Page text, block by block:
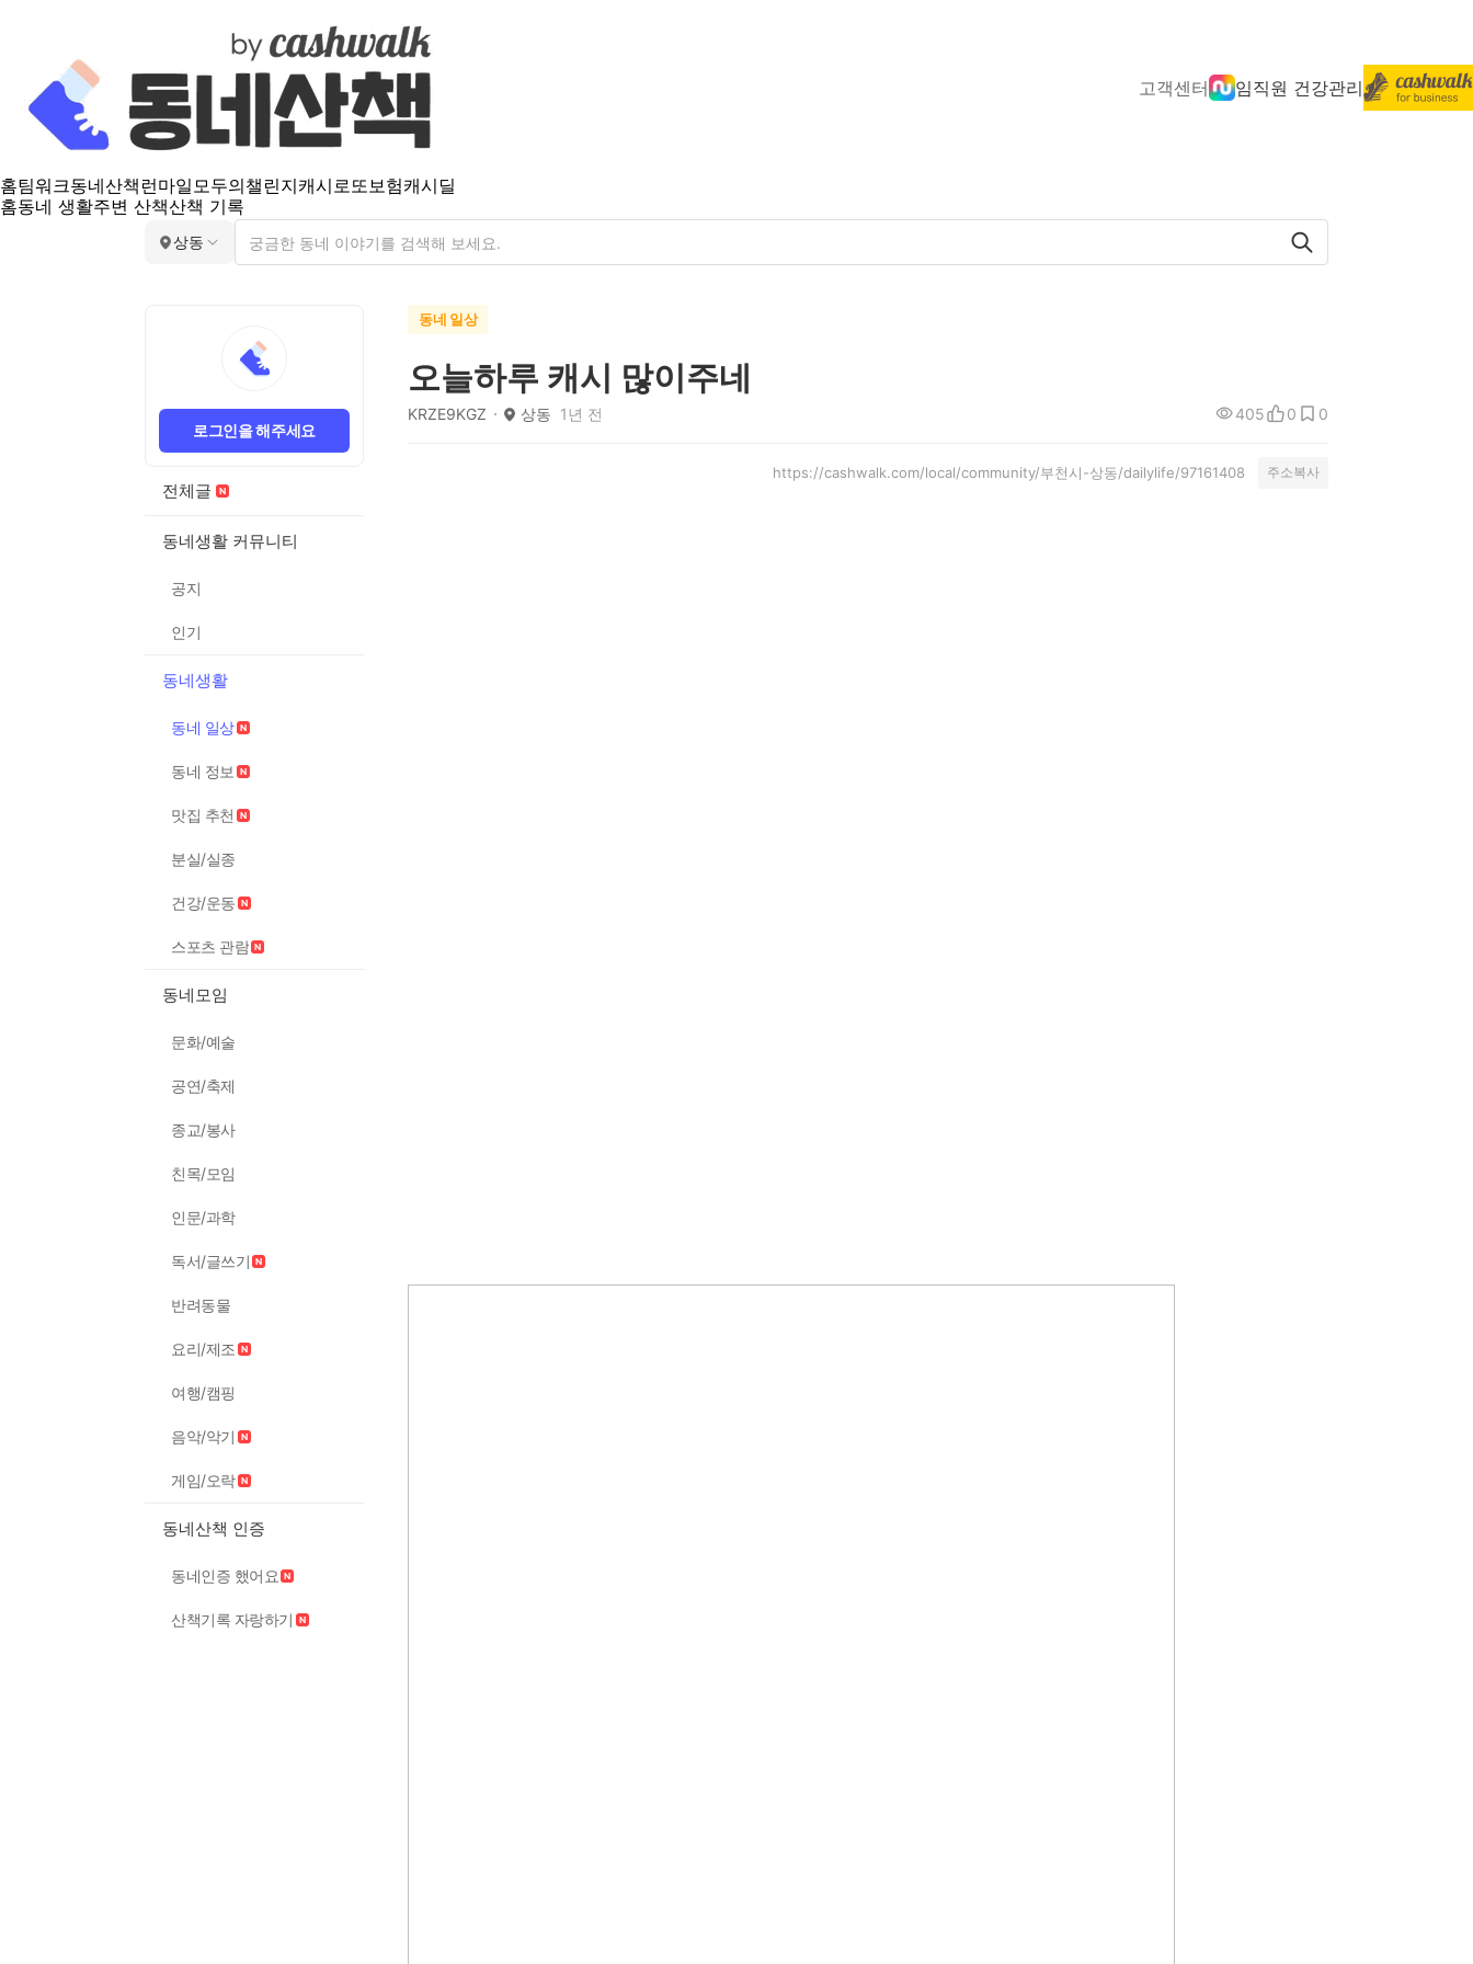
고객센터 임직원 건강관리
홈팀워크동네산책 런마일모두의챌린지캐시로또보험캐시딜
홈동네 생활주변 산책산책 기록
상동
로그인을 해주세요
전체글
동네생활 커뮤니티
공지
인기
동네생활
동네 일상
동네 정보
맛집 추천
분실/실종
건강/운동
스포츠 관람
동네모임
문화/예술
공연/축제
종교/봉사
친목/모임
인문/과학
독서/글쓰기
반려동물
요리/제조
여행/캠핑
음악/악기
게임/오락
동네산책 인증
동네인증 했어요
산책기록 자랑하기
동네 일상
오늘하루 캐시 많이주네
KRZE9KGZ 상동 1년 전 405 0 0
https://cashwalk.com/local/community/부천시-상동/dailylife/97161408 주소복사